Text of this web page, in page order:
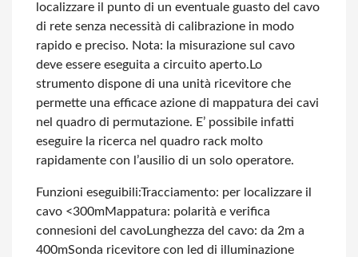
localizzare il punto di un eventuale guasto del cavo
di rete senza necessità di calibrazione in modo
rapido e preciso. Nota: la misurazione sul cavo
deve essere eseguita a circuito aperto. Lo
strumento dispone di una unità ricevitore che
permette una efficace azione di mappatura dei cavi
nel quadro di permutazione. E’ possibile infatti
eseguire la ricerca nel quadro rack molto
rapidamente con l’ausilio di un solo operatore.
Funzioni eseguibili:Tracciamento: per localizzare il
cavo <300mMappatura: polarità e verifica
connesioni del cavoLunghezza del cavo: da 2m a
400mSonda ricevitore con led di illuminazione